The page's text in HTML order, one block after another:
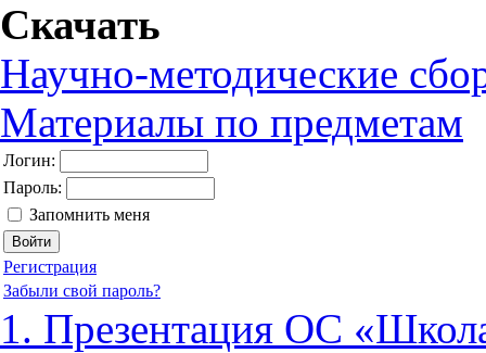
Скачать
Научно-методические
Материалы по предметам
Логин:
Пароль:
Запомнить меня
Регистрация
Забыли свой пароль?
1. Презентация ОС